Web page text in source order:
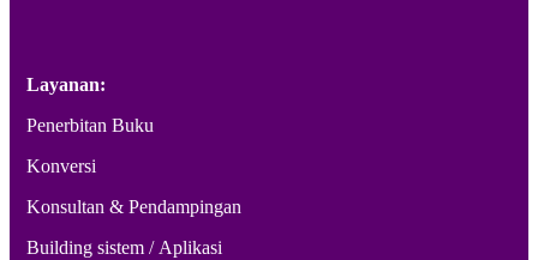
Layanan:
Penerbitan Buku
Konversi
Konsultan & Pendampingan
Building sistem / Aplikasi